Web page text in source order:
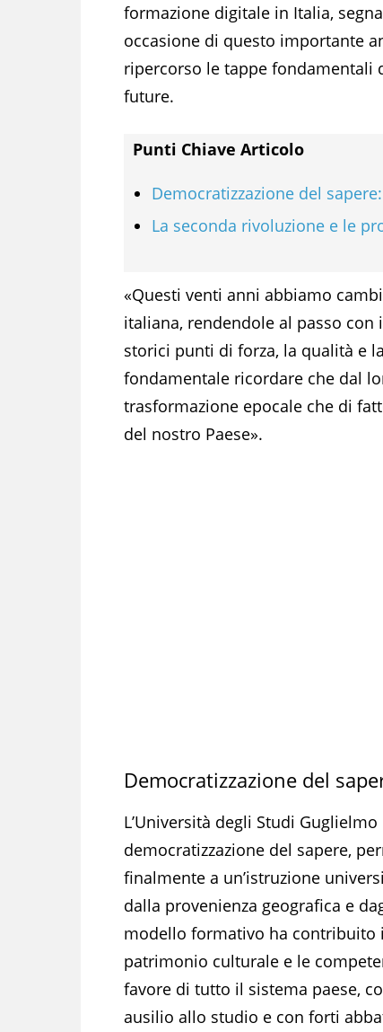
formazione digitale in Italia,
occasione di questo importante
ripercorso le tappe fondamentali
future.
Punti Chiave Articolo
Democratizzazione del
La seconda rivoluzione e le
«Questi venti anni abbiamo
italiana, rendendole al passo
storici punti di forza, la qualità e
fondamentale ricordare che dal
trasformazione epocale che di
del nostro Paese».
Democratizzazione del
L’Università degli Studi
democratizzazione del sapere,
finalmente a un’istruzione
dalla provenienza geografica e
modello formativo ha contribuito
patrimonio culturale e le
favore di tutto il sistema paese,
ausilio allo studio e con forti